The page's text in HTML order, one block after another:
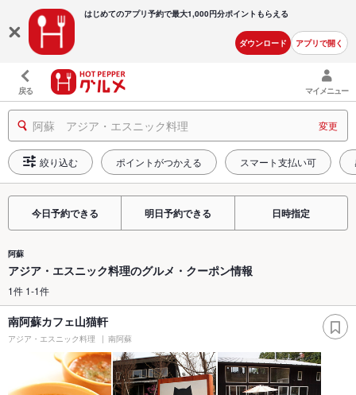
はじめてのアプリ予約で最大1,000円分ポイントもらえる
ダウンロード アプリで開く
戻る マイメニュー
阿蘇 アジア・エスニック料理 変更
絞り込む ポイントがつかえる スマート支払い可
今日予約できる 明日予約できる 日時指定
阿蘇
アジア・エスニック料理のグルメ・クーポン情報
1件 1-1件
南阿蘇カフェ山猫軒
アジア・エスニック料理 南阿蘇